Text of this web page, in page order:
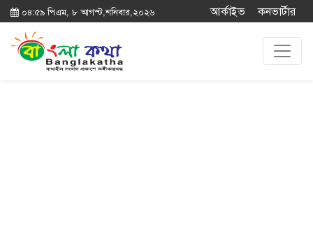
০৪:৫৯ পিএম, ৮ আগস্ট,শনিবার,২০২৬ আর্কাইভ কনভার্টার